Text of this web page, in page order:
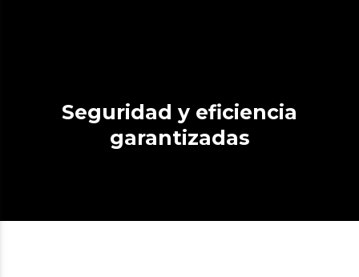
Seguridad y eficiencia
garantizadas